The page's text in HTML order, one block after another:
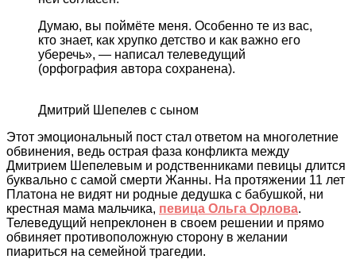
Думаю, вы поймёте меня. Особенно те из вас,
кто знает, как хрупко детство и как важно его
уберечь», — написал телеведущий
(орфография автора сохранена).
Дмитрий Шепелев с сыном
Этот эмоциональный пост стал ответом на многолетние
обвинения, ведь острая фаза конфликта между
Дмитрием Шепелевым и родственниками певицы длится
буквально с самой смерти Жанны. На протяжении 11 лет
Платона не видят ни родные дедушка с бабушкой, ни
крестная мама мальчика, певица Ольга Орлова.
Телеведущий непреклонен в своем решении и прямо
обвиняет противоположную сторону в желании
пиариться на семейной трагедии.